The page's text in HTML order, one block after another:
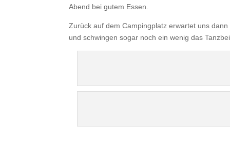
Abend bei gutem Essen.
Zurück auf dem Campingplatz erwartet uns
und schwingen sogar noch ein wenig das